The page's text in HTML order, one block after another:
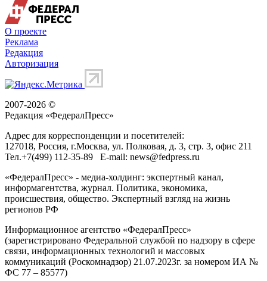
О проекте
Реклама
Редакция
Авторизация
2007-2026 ©
Редакция «ФедералПресс»
Адрес для корреспонденции и посетителей:
127018, Россия, г.Москва, ул. Полковая, д. 3, стр. 3, офис 211
Тел.+7(499) 112-35-89 E-mail: news@fedpress.ru
«ФедералПресс» - медиа-холдинг: экспертный канал,
информагентства, журнал. Политика, экономика,
происшествия, общество. Экспертный взгляд на жизнь
регионов РФ
Информационное агентство «ФедералПресс»
(зарегистрировано Федеральной службой по надзору в сфере
связи, информационных технологий и массовых
коммуникаций (Роскомнадзор) 21.07.2023г. за номером ИА №
ФС 77 – 85577)